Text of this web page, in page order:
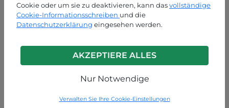
Cookie oder um sie zu deaktivieren, kann dasvollständige
Cookie-Informationsschreiben und die
Datenschutzerklärung eingesehen werden.
AKZEPTIERE ALLES
Nur Notwendige
Verwalten Sie Ihre Cookie-Einstellungen